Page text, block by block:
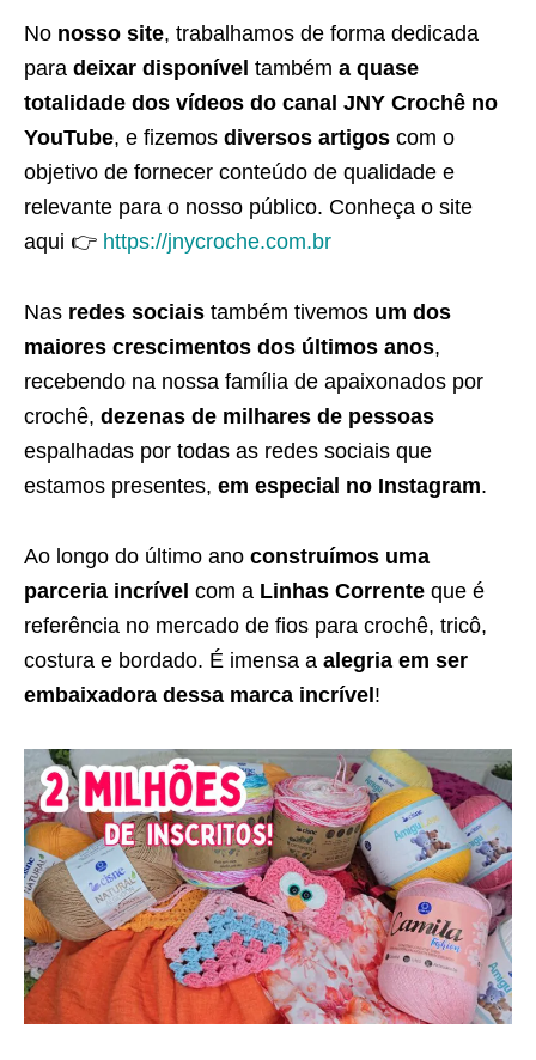
No nosso site, trabalhamos de forma dedicada
para deixar disponível também a quase
totalidade dos vídeos do canal JNY Crochê no
YouTube, e fizemos diversos artigos com o
objetivo de fornecer conteúdo de qualidade e
relevante para o nosso público. Conheça o site
aqui 👉 https://jnycroche.com.br
Nas redes sociais também tivemos um dos
maiores crescimentos dos últimos anos,
recebendo na nossa família de apaixonados por
crochê, dezenas de milhares de pessoas
espalhadas por todas as redes sociais que
estamos presentes, em especial no Instagram.
Ao longo do último ano construímos uma
parceria incrível com a Linhas Corrente que é
referência no mercado de fios para crochê, tricô,
costura e bordado. É imensa a alegria em ser
embaixadora dessa marca incrível !